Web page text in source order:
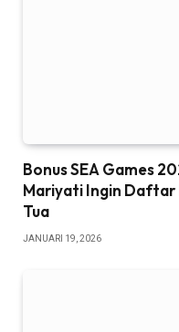
Bonus SEA Games
Mariyati Ingin Daftar
Tua
JANUARI 19, 2026